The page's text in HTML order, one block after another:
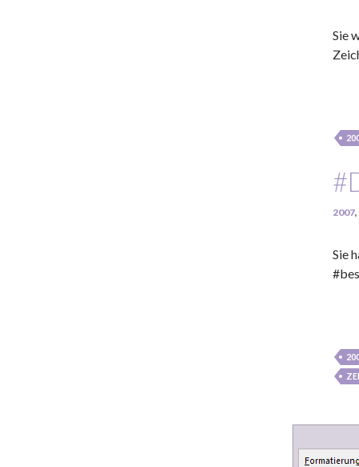
Sie
2007,
Sie